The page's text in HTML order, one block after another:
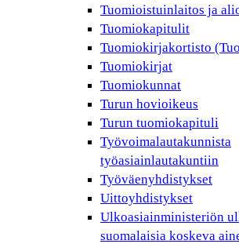
Tuomioistuinlaitos ja
Tuomiokapitulit
Tuomiokirjakortisto
Tuomiokirjat
Tuomiokunnat
Turun hovioikeus
Turun tuomiokapituli
Työvoimalautakunnista
työasiainlautakuntiin
Työväenyhdistykset
Uittoyhdistykset
Ulkoasiainministeriön
suomalaisia koskeva